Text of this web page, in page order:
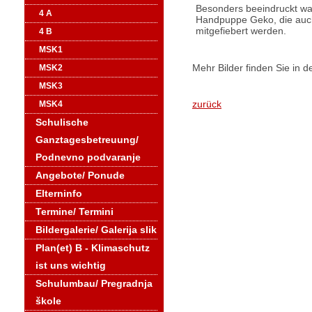
4 A
4 B
MSK1
MSK2
MSK3
MSK4
Schulische
Ganztagesbetreuung/
Podnevno podvaranje
Angebote/ Ponude
Elterninfo
Termine/ Termini
Bildergalerie/ Galerija slik
Plan(et) B - Klimaschutz
ist uns wichtig
Schulumbau/ Pregradnja
škole
Besonders beeindruckt
Handpuppe Geko, die
mitgefiebert werden.
Mehr Bilder finden Sie in
zurück